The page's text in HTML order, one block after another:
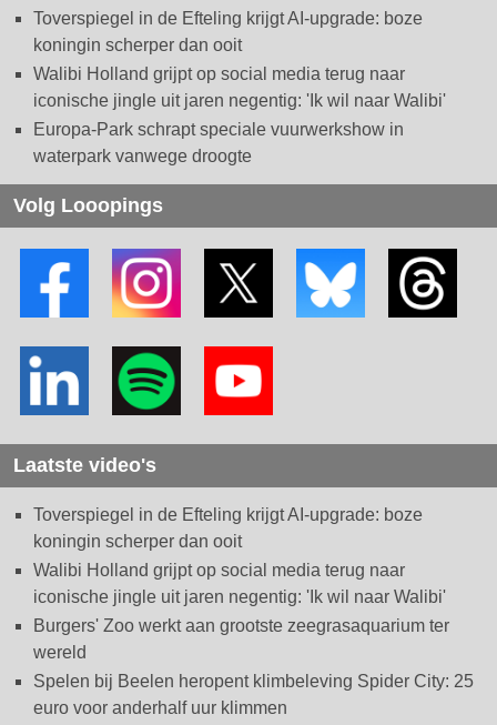
Toverspiegel in de Efteling krijgt AI-upgrade: boze
koningin scherper dan ooit
Walibi Holland grijpt op social media terug naar
iconische jingle uit jaren negentig: 'Ik wil naar Walibi'
Europa-Park schrapt speciale vuurwerkshow in
waterpark vanwege droogte
Volg Looopings
Laatste video's
Toverspiegel in de Efteling krijgt AI-upgrade: boze
koningin scherper dan ooit
Walibi Holland grijpt op social media terug naar
iconische jingle uit jaren negentig: 'Ik wil naar Walibi'
Burgers' Zoo werkt aan grootste zeegrasaquarium ter
wereld
Spelen bij Beelen heropent klimbeleving Spider City: 25
euro voor anderhalf uur klimmen